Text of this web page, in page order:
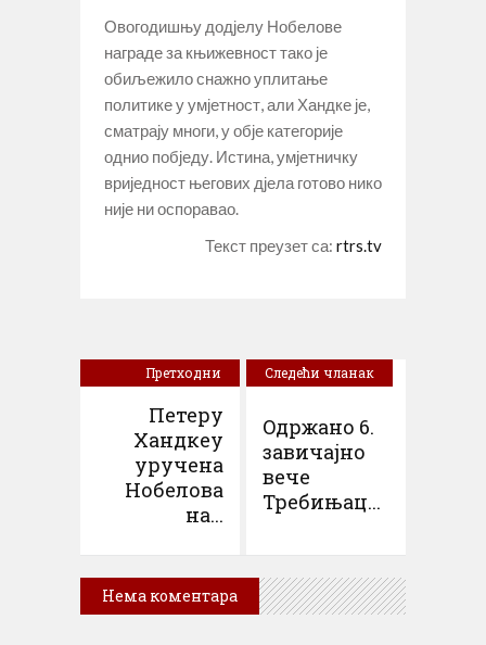
Овогодишњу додјелу Нобелове
награде за књижевност тако је
обиљежило снажно уплитање
политике у умјетност, али Хандке је,
сматрају многи, у обје категорије
однио побједу. Истина, умјетничку
вриједност његових дјела готово нико
није ни оспоравао.
Текст преузет са: rtrs.tv
Претходни
Петеру
Хандкеу
уручена
Нобелова
на...
Следећи чланак
Oдржано 6.
завичајно
вече
Требињац...
Нема коментара